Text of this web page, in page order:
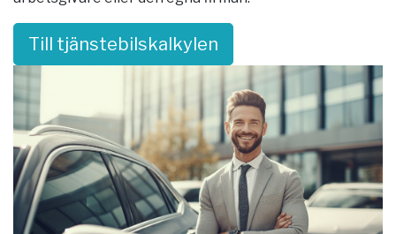
Till tjänstebilskalkylen